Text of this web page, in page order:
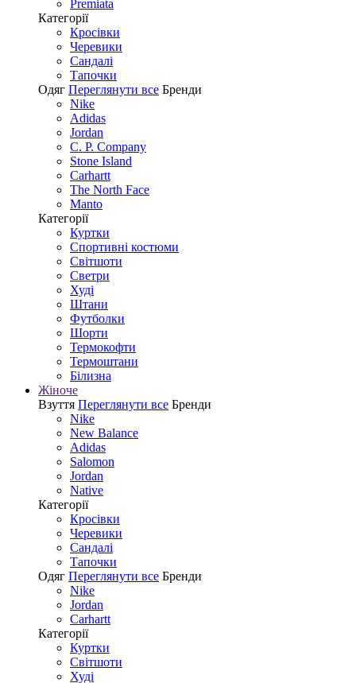
Premiata
Категорії
Кросівки
Черевики
Сандалі
Tапочки
Одяг Переглянути все Бренди
Nike
Adidas
Jordan
C. P. Company
Stone Island
Carhartt
The North Face
Manto
Категорії
Куртки
Спортивні костюми
Світшоти
Светри
Худі
Штани
Футболки
Шорти
Термокофти
Термоштани
Білизна
Жіноче
Взуття Переглянути все Бренди
Nike
New Balance
Adidas
Salomon
Jordan
Native
Категорії
Кросівки
Черевики
Сандалі
Tапочки
Одяг Переглянути все Бренди
Nike
Jordan
Carhartt
Категорії
Куртки
Світшоти
Худі